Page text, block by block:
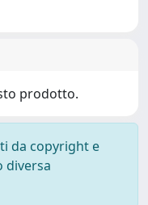
prodotto.
da copyright e
diversa